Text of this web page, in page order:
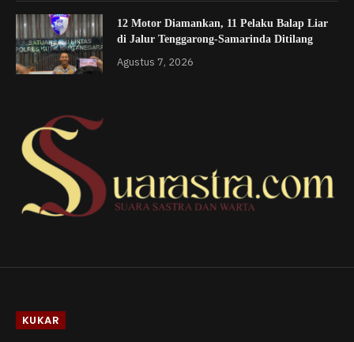
12 Motor Diamankan, 11 Pelaku Balap Liar
di Jalur Tenggarong-Samarinda Ditilang
Agustus 7, 2026
KUKAR